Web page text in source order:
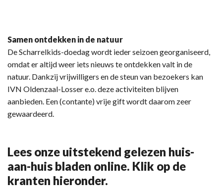
Samen ontdekken in de natuur
De Scharrelkids-doedag wordt ieder seizoen georganiseerd,
omdat er altijd weer iets nieuws te ontdekken valt in de
natuur. Dankzij vrijwilligers en de steun van bezoekers kan
IVN Oldenzaal-Losser e.o. deze activiteiten blijven
aanbieden. Een (contante) vrije gift wordt daarom zeer
gewaardeerd.
Lees onze uitstekend gelezen huis-
aan-huis bladen online. Klik op de
kranten hieronder.